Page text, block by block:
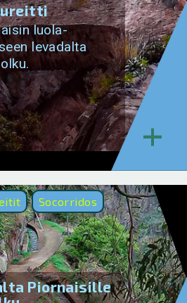
luola-
levadalta
+
Socorridos
Piornaisille